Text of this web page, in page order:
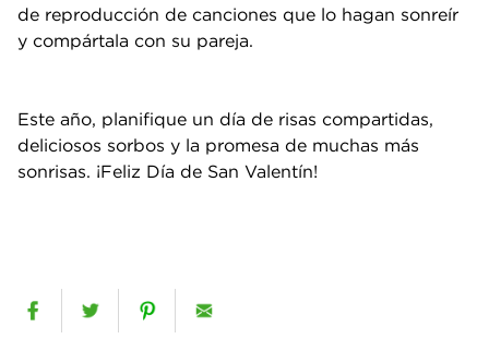
de reproducción de canciones que lo hagan sonreír
y compártala con su pareja.
Este año, planifique un día de risas compartidas,
deliciosos sorbos y la promesa de muchas más
sonrisas. ¡Feliz Día de San Valentín!